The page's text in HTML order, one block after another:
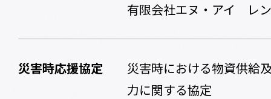
有限会社エヌ・アイ レ
災害時応援協定
災害時における物資供給
力に関する協定